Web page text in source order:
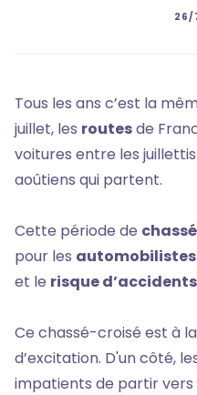
26/
Tous les ans c’est la
juillet, les routesde
voitures entre les
aoûtiens qui partent.
Cette période de
pour les automobilistes
et le risque d’accidents
Ce chassé-croisé est à
d’excitation. D'un côté,
impatients de partir vers